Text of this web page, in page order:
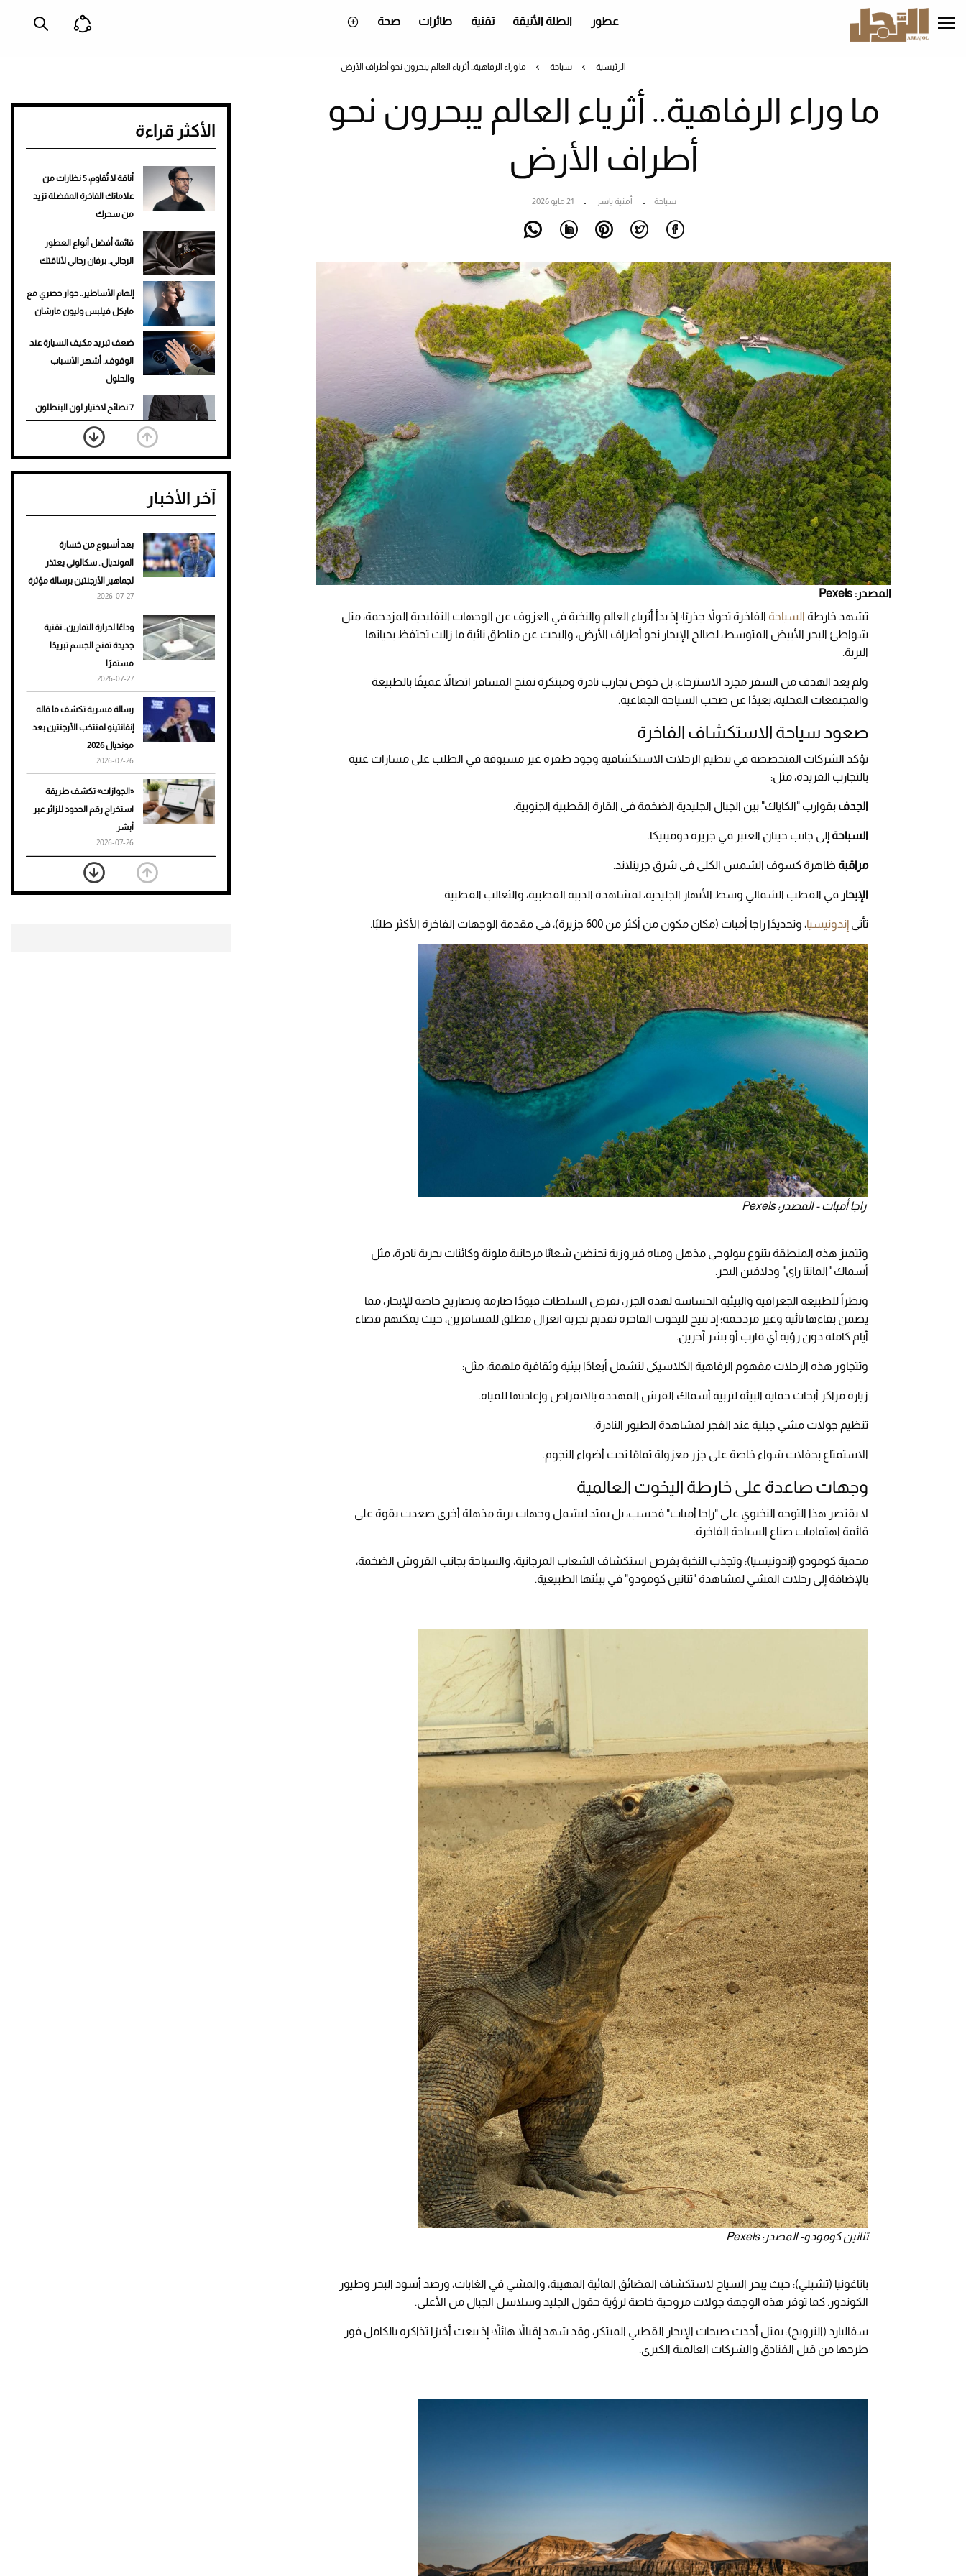
إلى
المحتوى
عطور الطلة الأنيقة تقنية طائرات صحة
الرئيسية سياحة ما وراء الرفاهية.. أثرياء العالم يبحرون نحو أطراف الأرض
ما وراء الرفاهية.. أثرياء العالم يبحرون نحو
أطراف الأرض
سياحة أمنية ياسر 21 مايو 2026
المصدر: Pexels
تشهد خارطة السياحة الفاخرة تحولاً جذريًا؛ إذ بدأ أثرياء العالم والنخبة في العزوف عن الوجهات التقليدية المزدحمة، مثل
شواطئ البحر الأبيض المتوسط، لصالح الإبحار نحو أطراف الأرض، والبحث عن مناطق نائية ما زالت تحتفظ بحياتها
البرية.
ولم يعد الهدف من السفر مجرد الاسترخاء، بل خوض تجارب نادرة ومبتكرة تمنح المسافر اتصالاً عميقًا بالطبيعة
والمجتمعات المحلية، بعيدًا عن صخب السياحة الجماعية.
صعود سياحة الاستكشاف الفاخرة
تؤكد الشركات المتخصصة في تنظيم الرحلات الاستكشافية وجود طفرة غير مسبوقة في الطلب على مسارات غنية
بالتجارب الفريدة، مثل:
الجدف بقوارب "الكاياك" بين الجبال الجليدية الضخمة في القارة القطبية الجنوبية.
السباحةإلى جانب حيتان العنبر في جزيرة دومينيكا.
مراقبة ظاهرة كسوف الشمس الكلي في شرق جرينلاند.
الإبحار في القطب الشمالي وسط الأنهار الجليدية، لمشاهدة الدببة القطبية، والثعالب القطبية.
تأتي إندونيسيا، وتحديدًا راجا أمبات (مكان مكون من أكثر من 600 جزيرة)، في مقدمة الوجهات الفاخرة الأكثر طلبًا.
راجا أمبات - المصدر: Pexels
وتتميز هذه المنطقة بتنوع بيولوجي مذهل ومياه فيروزية تحتضن شعابًا مرجانية ملونة وكائنات بحرية نادرة، مثل
أسماك "المانتا راي" ودلافين البحر.
ونظراً للطبيعة الجغرافية والبيئية الحساسة لهذه الجزر، تفرض السلطات قيودًا صارمة وتصاريح خاصة للإبحار، مما
يضمن بقاءها نائية وغير مزدحمة؛ إذ تتيح لليخوت الفاخرة تقديم تجربة انعزال مطلق للمسافرين، حيث يمكنهم قضاء
أيام كاملة دون رؤية أي قارب أو بشر آخرين.
وتتجاوز هذه الرحلات مفهوم الرفاهية الكلاسيكي لتشمل أبعادًا بيئية وثقافية ملهمة، مثل:
زيارة مراكز أبحاث حماية البيئة لتربية أسماك القرش المهددة بالانقراض وإعادتها للمياه.
تنظيم جولات مشي جبلية عند الفجر لمشاهدة الطيور النادرة.
الاستمتاع بحفلات شواء خاصة على جزر معزولة تمامًا تحت أضواء النجوم.
وجهات صاعدة على خارطة اليخوت العالمية
لا يقتصر هذا التوجه النخبوي على "راجا أمبات" فحسب، بل يمتد ليشمل وجهات برية مذهلة أخرى صعدت بقوة على
قائمة اهتمامات صناع السياحة الفاخرة:
محمية كومودو (إندونيسيا): وتجذب النخبة بفرص استكشاف الشعاب المرجانية، والسباحة بجانب القروش الضخمة،
بالإضافة إلى رحلات المشي لمشاهدة "تنانين كومودو" في بيئتها الطبيعية.
تنانين كومودو- المصدر: Pexels
باتاغونيا (تشيلي): حيث يبحر السياح لاستكشاف المضائق المائية المهيبة، والمشي في الغابات، ورصد أسود البحر وطيور
الكوندور. كما توفر هذه الوجهة جولات مروحية خاصة لرؤية حقول الجليد وسلاسل الجبال من الأعلى.
سفالبارد (النرويج): يمثل أحدث صيحات الإبحار القطبي المبتكر، وقد شهد إقبالاً هائلاً؛ إذ بيعت أخيرًا تذاكره بالكامل فور
طرحها من قبل الفنادق والشركات العالمية الكبرى.
الأكثر قراءة
أناقة لا تُقاوم: 5 نظارات من
علاماتك الفاخرة المفضلة تزيد
من سحرك
قائمة أفضل أنواع العطور
الرجالي.. برفان رجالي لأناقتك
إلهام الأساطير.. حوار حصري مع
مايكل فيلبس وليون مارشان
ضعف تبريد مكيف السيارة عند
الوقوف.. أشهر الأسباب
والحلول
7 نصائح لاختيار لون البنطلون
المناسب للقميص الأسود
نرى المستقبل من خلال
تصميماتنا.. كيف حجزت 1886
تمنحك فخامة استثنائية
هوى الأبطال
أفضل تدريج للشعر الطويل
لإطلالة جريئة وعصرية
للرجال
آخر الأخبار
بعد أسبوع من خسارة
المونديال.. سكالوني يعتذر
لجماهير الأرجنتين برسالة مؤثرة
2026-07-27
وداعًا لحرارة التمارين.. تقنية
جديدة تمنح الجسم تبريدًا
مستمرًا
2026-07-27
رسالة مسربة تكشف ما قاله
إنفانتينو لمنتخب الأرجنتين بعد
مونديال 2026
2026-07-26
«الجوازات» تكشف طريقة
استخراج رقم الحدود للزائر عبر
أبشر
2026-07-26
بعد 7 أشهر من تعرضه لحادث
مروع.. جوشوا يفوز على برينغا